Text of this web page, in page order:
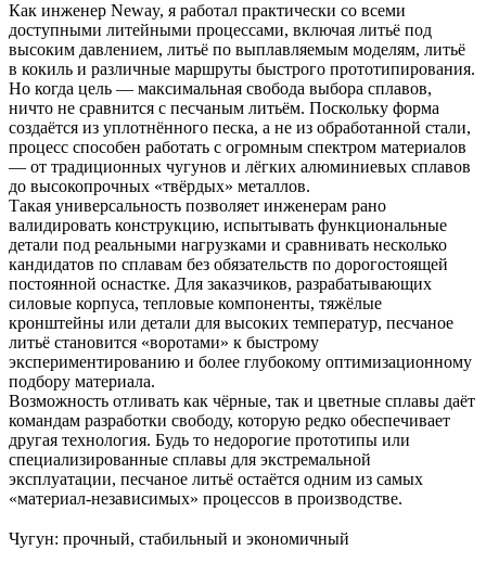
Как инженер Neway, я работал практически со всеми
доступными литейными процессами, включая литьё под
высоким давлением, литьё по выплавляемым моделям, литьё
в кокиль и различные маршруты быстрого прототипирования.
Но когда цель — максимальная свобода выбора сплавов,
ничто не сравнится с песчаным литьём. Поскольку форма
создаётся из уплотнённого песка, а не из обработанной стали,
процесс способен работать с огромным спектром материалов
— от традиционных чугунов и лёгких алюминиевых сплавов
до высокопрочных «твёрдых» металлов.
Такая универсальность позволяет инженерам рано
валидировать конструкцию, испытывать функциональные
детали под реальными нагрузками и сравнивать несколько
кандидатов по сплавам без обязательств по дорогостоящей
постоянной оснастке. Для заказчиков, разрабатывающих
силовые корпуса, тепловые компоненты, тяжёлые
кронштейны или детали для высоких температур, песчаное
литьё становится «воротами» к быстрому
экспериментированию и более глубокому оптимизационному
подбору материала.
Возможность отливать как чёрные, так и цветные сплавы даёт
командам разработки свободу, которую редко обеспечивает
другая технология. Будь то недорогие прототипы или
специализированные сплавы для экстремальной
эксплуатации, песчаное литьё остаётся одним из самых
«материал-независимых» процессов в производстве.
Чугун: прочный, стабильный и экономичный